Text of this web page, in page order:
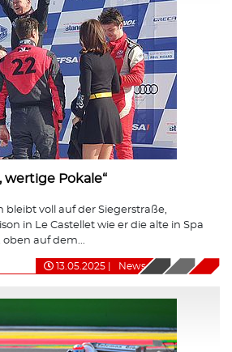
wertige Pokale“
voll auf der Siegerstraße,
in Le Castellet wie er die alte in Spa
auf dem...
13.05.2025 News